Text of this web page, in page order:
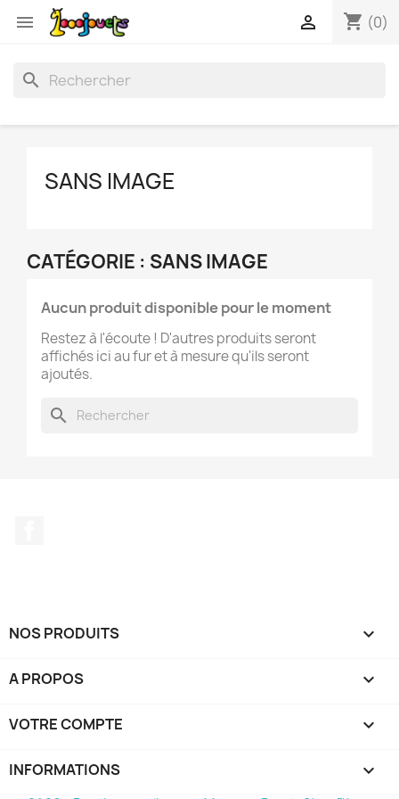
 shopping_cart (0)

search
SANS IMAGE
CATÉGORIE : SANS IMAGE
Aucun produit disponible pour le moment
Restez à l'écoute ! D'autres produits seront
affichés ici au fur et à mesure qu'ils seront
ajoutés.
search
NOS PRODUITS 
A PROPOS 
VOTRE COMPTE 
INFORMATIONS keyboard_arrow_down